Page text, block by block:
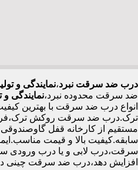
درب ضد سرقت نبرد،نمایندگی و
ضد سرقت محدوده نبرد،نمایندگی
انواع درب ضد سرقت با بهترین
ترک.درب ضد سرقت روکش ترک،فروش
سابقه.کیفیت بالا و قیمت
افزایش دهد،درب ضد سرقت چینی در